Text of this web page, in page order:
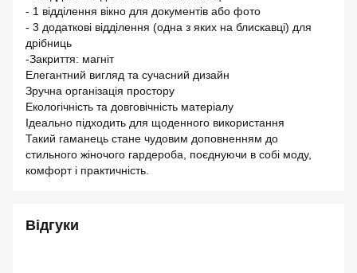
- 1 відділення вікно для документів або фото
- 3 додаткові відділення (одна з яких на блискавці) для
дрібниць
-Закриття: магніт
Елегантний вигляд та сучасний дизайн
Зручна організація простору
Екологічність та довговічність матеріалу
Ідеально підходить для щоденного використання
Такий гаманець стане чудовим доповненням до
стильного жіночого гардероба, поєднуючи в собі моду,
комфорт і практичність.
Відгуки